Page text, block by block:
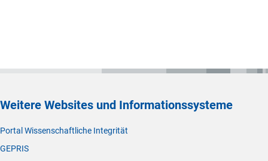
Weitere Websites und Informationssysteme
Portal Wissenschaftliche Integrität
GEPRIS